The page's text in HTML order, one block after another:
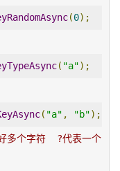
(0);
( "a");
( "a" , "b");
个字符  ?代表一个